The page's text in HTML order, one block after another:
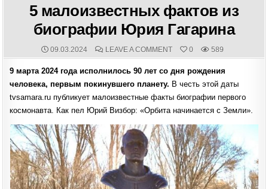
5 малоизвестных фактов из
биографии Юрия Гагарина
PUBLISHED
DATE:
09.03.2024 COMMENTS:
LEAVE A COMMENTON
5
ФАКТОВ
ИЗ
БИОГРАФИИ
ГАГАРИНА
0 589
9 марта 2024 года исполнилось 90 лет со дня рождения
человека, первым покинувшего планету. В честь этой даты
tvsamara.ru публикует малоизвестные факты биографии первого
космонавта. Как пел Юрий Визбор: «Орбита начинается с Земли».